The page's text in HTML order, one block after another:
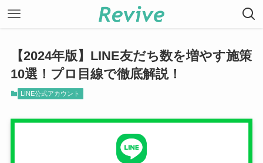
【2024年版】LINE友だち数を増やす施策
10選！プロ目線で徹底解説！
LINE公式アカウント